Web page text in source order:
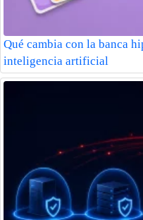
Qué cambia con la banca
inteligencia artificial